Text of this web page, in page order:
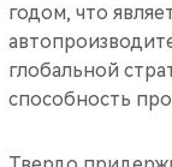
годом, что
глобальной
способность